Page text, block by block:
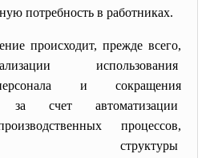
потребность в работниках.
происходит, прежде всего,
использования
персонала и сокращения
счет автоматизации
процессов,
структуры